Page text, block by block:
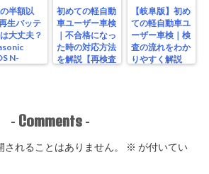
半額以
生バッテ
大丈夫？
N-
A4を実測
初めての軽自動
車ユーザー車検
｜不合格になっ
た時の対応方法
を解説【再検査
【岐阜版】初め
ての軽自動車ユ
ーザー車検｜検
査の流れをわか
りやすく解説
- Comments -
れることはありません。 ※ が付いてい